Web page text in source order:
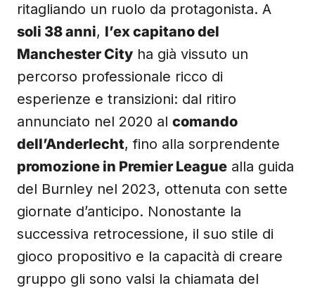
ritagliando un ruolo da protagonista. A
soli 38 anni, l’ex capitano del
Manchester City ha già vissuto un
percorso professionale ricco di
esperienze e transizioni: dal ritiro
annunciato nel 2020 al comando
dell’Anderlecht, fino alla sorprendente
promozione in Premier League alla guida
del Burnley nel 2023, ottenuta con sette
giornate d’anticipo. Nonostante la
successiva retrocessione, il suo stile di
gioco propositivo e la capacità di creare
gruppo gli sono valsi la chiamata del